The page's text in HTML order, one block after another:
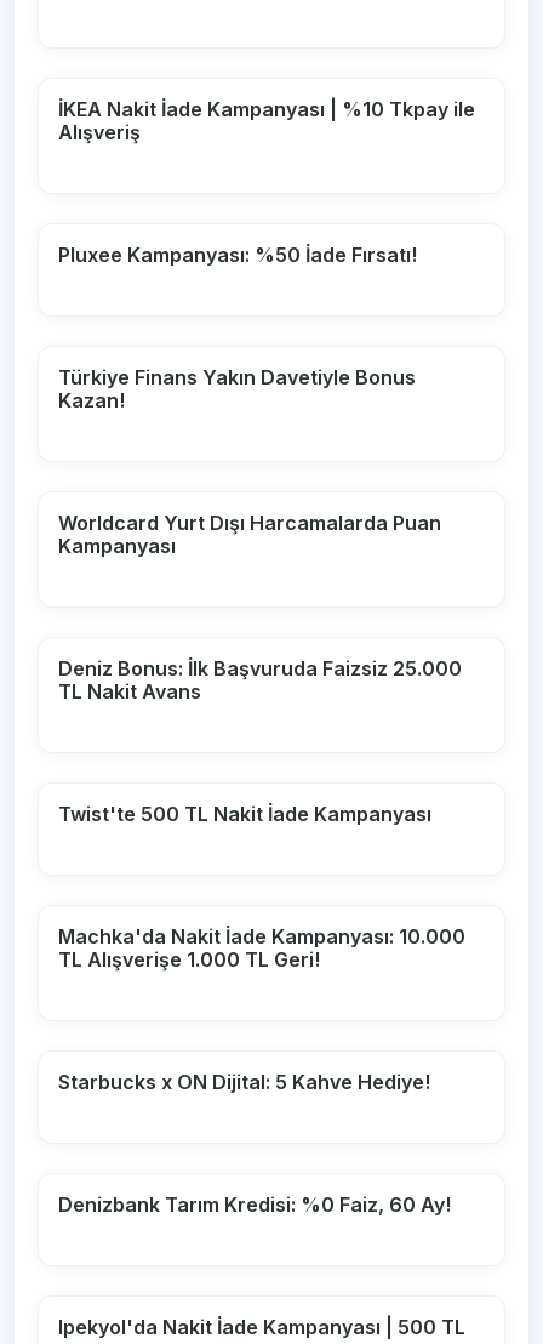
İKEA Nakit İade Kampanyası | %10 Tkpay ile
Alışveriş
Pluxee Kampanyası: %50 İade Fırsatı!
Türkiye Finans Yakın Davetiyle Bonus
Kazan!
Worldcard Yurt Dışı Harcamalarda Puan
Kampanyası
Deniz Bonus: İlk Başvuruda Faizsiz 25.000
TL Nakit Avans
Twist'te 500 TL Nakit İade Kampanyası
Machka'da Nakit İade Kampanyası: 10.000
TL Alışverişe 1.000 TL Geri!
Starbucks x ON Dijital: 5 Kahve Hediye!
Denizbank Tarım Kredisi: %0 Faiz, 60 Ay!
Ipekyol'da Nakit İade Kampanyası | 500 TL